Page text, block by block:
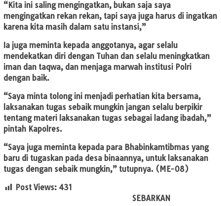
“Kita ini saling mengingatkan, bukan saja saya
mengingatkan rekan rekan, tapi saya juga harus di ingatkan
karena kita masih dalam satu instansi,”
Ia juga meminta kepada anggotanya, agar selalu
mendekatkan diri dengan Tuhan dan selalu meningkatkan
iman dan taqwa, dan menjaga marwah institusi Polri
dengan baik.
“Saya minta tolong ini menjadi perhatian kita bersama,
laksanakan tugas sebaik mungkin jangan selalu berpikir
tentang materi laksanakan tugas sebagai ladang ibadah,”
pintah Kapolres.
“Saya juga meminta kepada para Bhabinkamtibmas yang
baru di tugaskan pada desa binaannya, untuk laksanakan
tugas dengan sebaik mungkin,” tutupnya. (ME-08)
Post Views: 431
SEBARKAN